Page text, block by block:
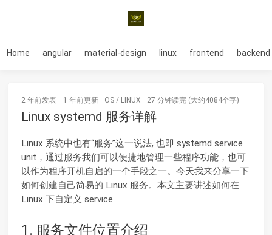
Home angular material-design linux frontend backend
2 年前发表 1 年前更新 OS / LINUX 27 分钟读完 (大约4084个字)
Linux systemd 服务详解
Linux 系统中也有“服务”这一说法, 也即 systemd service
unit，通过服务我们可以便捷地管理一些程序功能，也可
以作为程序开机自启的一个手段之一。今天我来分享一下
如何创建自己简易的 Linux 服务。本文主要讲述如何在
Linux 下自定义 service.
1. 服务文件位置介绍